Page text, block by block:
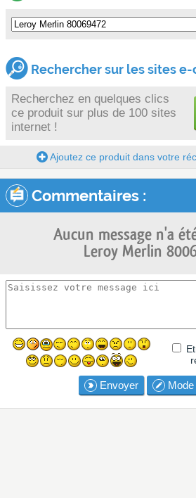
Rechercher sur les sites
Recherchez en quelques clics
ce produit sur plus de 100 sites
internet !
Ajoutez ce produit dans votre
Commentaires :
Aucun message n'a
Leroy Merlin
Envoyer